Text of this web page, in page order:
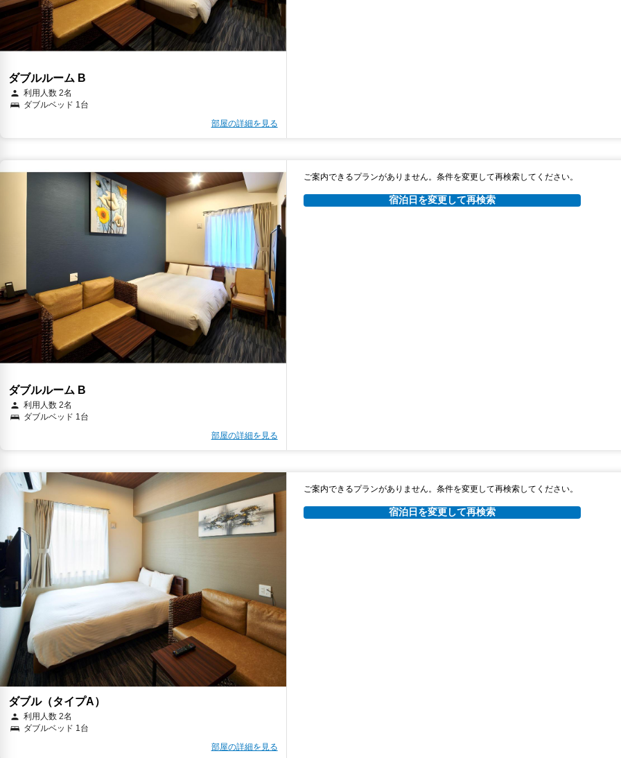
ダブルルーム B
利用人数 2名
ダブルベッド 1台
部屋の詳細を見る
ダブルルーム B
利用人数 2名
ダブルベッド 1台
部屋の詳細を見る
ご案内できるプランがありません。条件を変更して再検索してください。
宿泊日を変更して再検索
ダブル（タイプA）
利用人数 2名
ダブルベッド 1台
部屋の詳細を見る
ご案内できるプランがありません。条件を変更して再検索してください。
宿泊日を変更して再検索